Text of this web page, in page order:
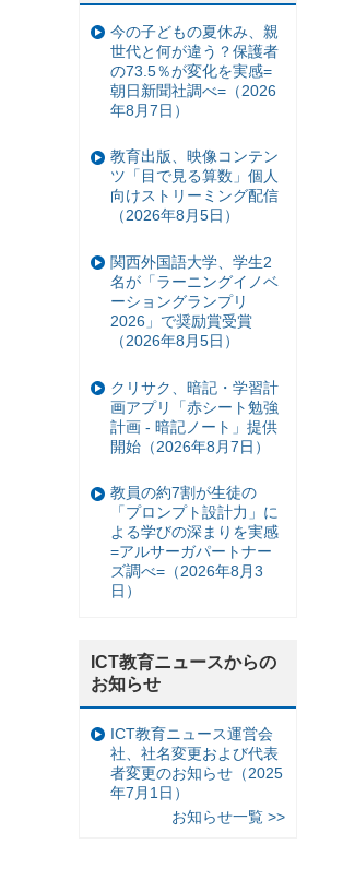
今の子どもの夏休み、親
世代と何が違う？保護者
の73.5％が変化を実感=
朝日新聞社調べ=（2026
年8月7日）
教育出版、映像コンテン
ツ「目で見る算数」個人
向けストリーミング配信
（2026年8月5日）
関西外国語大学、学生2
名が「ラーニングイノベ
ーショングランプリ
2026」で奨励賞受賞
（2026年8月5日）
クリサク、暗記・学習計
画アプリ「赤シート勉強
計画 - 暗記ノート」提供
開始（2026年8月7日）
教員の約7割が生徒の
「プロンプト設計力」に
よる学びの深まりを実感
=アルサーガパートナー
ズ調べ=（2026年8月3
日）
ICT教育ニュースからの
お知らせ
ICT教育ニュース運営会
社、社名変更および代表
者変更のお知らせ（2025
年7月1日）
お知らせ一覧 >>